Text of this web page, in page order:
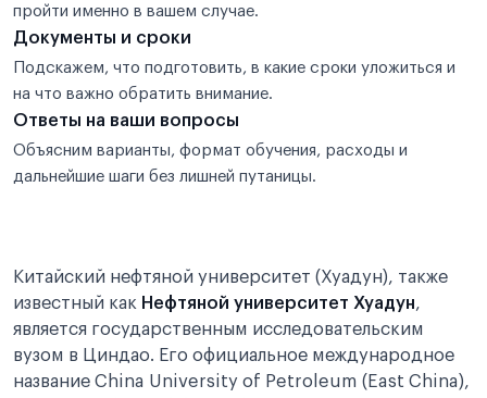
пройти именно в вашем случае.
Документы и сроки
Подскажем, что подготовить, в какие сроки уложиться и
на что важно обратить внимание.
Ответы на ваши вопросы
Объясним варианты, формат обучения, расходы и
дальнейшие шаги без лишней путаницы.
Китайский нефтяной университет (Хуадун), также
известный как Нефтяной университет Хуадун,
является государственным исследовательским
вузом в Циндао. Его официальное международное
название China University of Petroleum (East China),